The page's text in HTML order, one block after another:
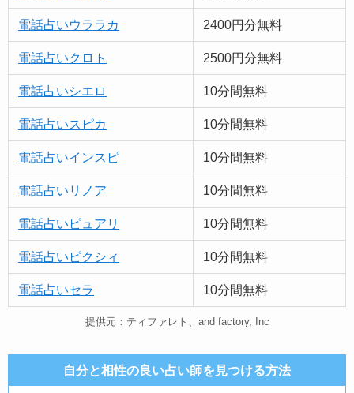
電話占いウララカ 2400円分無料
電話占いクロト 2500円分無料
電話占いシエロ 10分間無料
電話占いスピカ 10分間無料
電話占いインスピ 10分間無料
電話占いリノア 10分間無料
電話占い ピュア リ 10分間無料
電話占いピクシィ 10分間無料
電話占いセラ 10分間無料
提供元：ティファレト、and factory, Inc
自分と相性の良い占い師を見つける方法